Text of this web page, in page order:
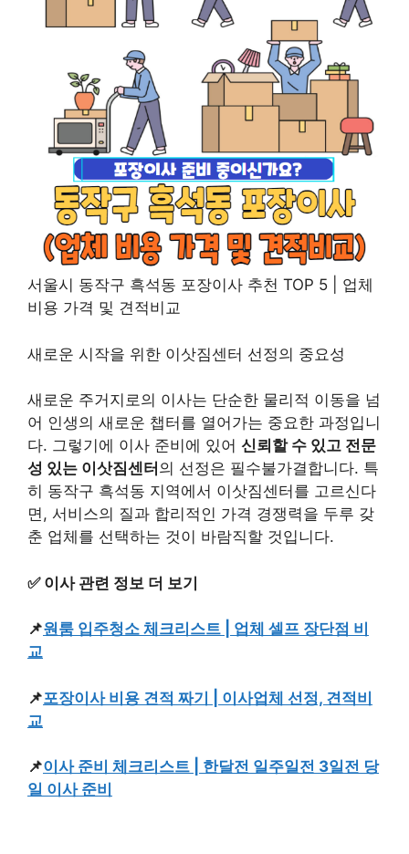
서울시 동작구 흑석동 포장이사 추천 TOP 5 | 업체
비용 가격 및 견적비교
새로운 시작을 위한 이삿짐센터 선정의 중요성
새로운 주거지로의 이사는 단순한 물리적 이동을 넘
어 인생의 새로운 챕터를 열어가는 중요한 과정입니
다. 그렇기에 이사 준비에 있어 신뢰할 수 있고 전문
성 있는 이삿짐센터 의 선정은 필수불가결합니다. 특
히 동작구 흑석동 지역에서 이삿짐센터를 고르신다
면, 서비스의 질과 합리적인 가격 경쟁력을 두루 갖
춘 업체를 선택하는 것이 바람직할 것입니다.
✅ 이사 관련 정보 더 보기
📌원룸 입주청소 체크리스트 | 업체 셀프 장단점 비
교
📌포장이사 비용 견적 짜기 | 이사업체 선정, 견적비
교
📌이사 준비 체크리스트 | 한달전 일주일전 3일전 당
일 이사 준비